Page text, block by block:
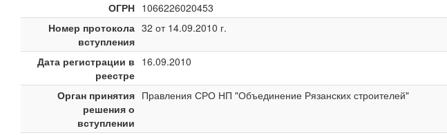
ОГРН 1066226020453
Номер протокола
вступления
32 от 14.09.2010 г.
Дата регистрации в
реестре
16.09.2010
Орган принятия
решения о
вступлении
Правления СРО НП "Объединение Рязанских строителей"